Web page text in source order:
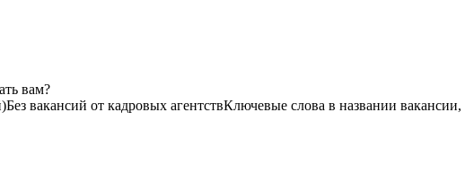
вам?
Без вакансий от кадровых агентствКлючевые слова в названии